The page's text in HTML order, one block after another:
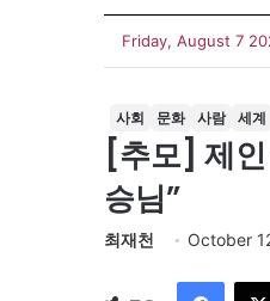
Friday, August 7
사회 문화 사람 세계
[추모] 제
승님”
최재천 October